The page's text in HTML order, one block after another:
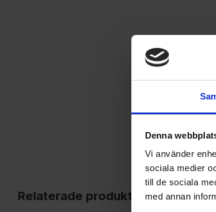
Denna
Vi använder
sociala medier
till de sociala
med annan
Relaterade produkter